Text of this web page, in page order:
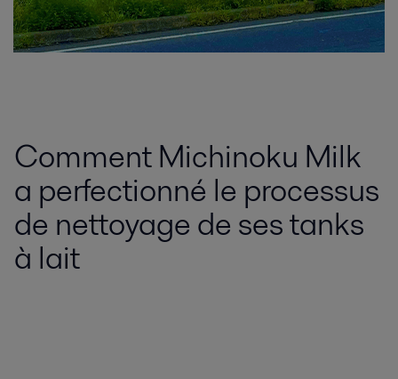
Comment Michinoku Milk
a perfectionné le processus
de nettoyage de ses tanks
à lait